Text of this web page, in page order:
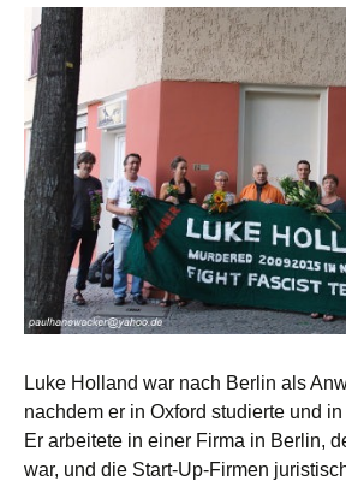
Luke Holland war nach Berlin als
nachdem er in Oxford studierte und
Er arbeitete in einer Firma in Berlin,
war, und die Start-Up-Firmen